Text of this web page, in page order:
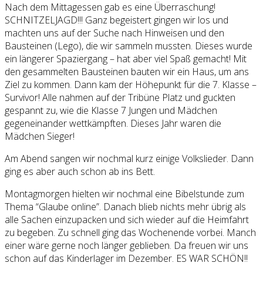
Nach dem Mittagessen gab es eine Überraschung!
SCHNITZELJAGD!!! Ganz begeistert gingen wir los und
machten uns auf der Suche nach Hinweisen und den
Bausteinen (Lego), die wir sammeln mussten. Dieses wurde
ein längerer Spaziergang – hat aber viel Spaß gemacht! Mit
den gesammelten Bausteinen bauten wir ein Haus, um ans
Ziel zu kommen. Dann kam der Höhepunkt für die 7. Klasse –
Survivor! Alle nahmen auf der Tribüne Platz und guckten
gespannt zu, wie die Klasse 7 Jungen und Mädchen
gegeneinander wettkämpften. Dieses Jahr waren die
Mädchen Sieger!
Am Abend sangen wir nochmal kurz einige Volkslieder. Dann
ging es aber auch schon ab ins Bett.
Montagmorgen hielten wir nochmal eine Bibelstunde zum
Thema “Glaube online”. Danach blieb nichts mehr übrig als
alle Sachen einzupacken und sich wieder auf die Heimfahrt
zu begeben. Zu schnell ging das Wochenende vorbei. Manch
einer wäre gerne noch länger geblieben. Da freuen wir uns
schon auf das Kinderlager im Dezember. ES WAR SCHÖN!!